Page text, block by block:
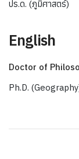
ปร.ด. (ภูมิศาสตร์)
English
Doctor of
Ph.D.